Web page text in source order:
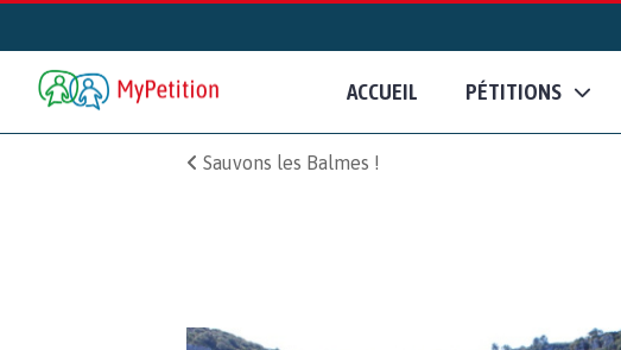
ACCUEIL PÉTITIONS
Sauvons les Balmes !